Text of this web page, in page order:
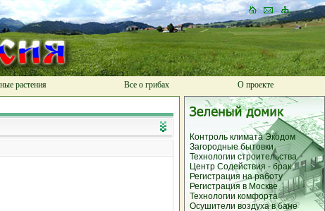
растения Все о грибах О проекте
Контроль климата Экодом
Загородныебытовки
Технологии строительства
Центр Содействия - брак
Регистрация на работу
Регистрация в Москве
Технологии комфорта
Осушители воздухав бане